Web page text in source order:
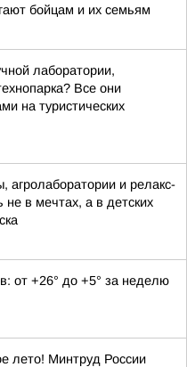
бойцам и их семьям
лаборатории,
Все они
на туристических
и релакс-
в мечтах, а в детских
от +26° до +5° за неделю
лето! Минтруд России